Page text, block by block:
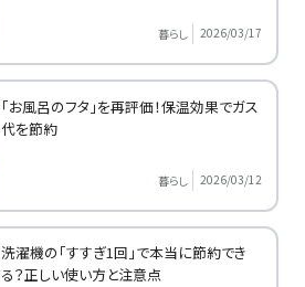
暮らし 2026/03/17
「お風呂のフタ」を再評価！保温効果でガス
代を節約
暮らし 2026/03/12
洗濯機の「すすぎ1回」で本当に節約でき
る？正しい使い方と注意点